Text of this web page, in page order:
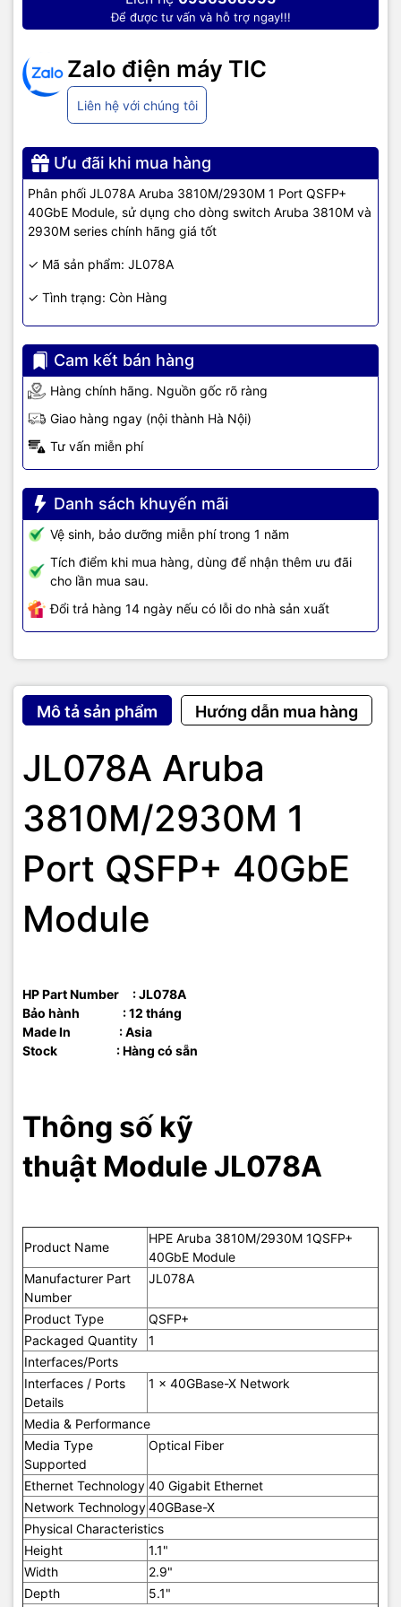
Để được tư vấn và hỗ trợ ngay!!!
Zalo điện máy TIC
Liên hệ với chúng tôi
Ưu đãi khi mua hàng
Phân phối JL078A Aruba 3810M/2930M 1 Port QSFP+
40GbE Module, sử dụng cho dòng switch Aruba 3810M và
2930M series chính hãng giá tốt
✓ Mã sản phẩm: JL078A
✓ Tình trạng: Còn Hàng
Cam kết bán hàng
Hàng chính hãng. Nguồn gốc rõ ràng
Giao hàng ngay (nội thành Hà Nội)
Tư vấn miễn phí
Danh sách khuyến mãi
Vệ sinh, bảo dưỡng miễn phí trong 1 năm
Tích điểm khi mua hàng, dùng để nhận thêm ưu đãi
cho lần mua sau.
Đổi trả hàng 14 ngày nếu có lỗi do nhà sản xuất
Mô tả sản phẩm Hướng dẫn mua hàng
JL078A Aruba
3810M/2930M 1
Port QSFP+ 40GbE
Module
HP Part Number : JL078A
Bảo hành : 12 tháng
Made In : Asia
Stock : Hàng có sẵn
Thông số kỹ
thuật Module JL078A
Product Name
HPE Aruba 3810M/2930M 1QSFP+
40GbE Module
Manufacturer Part
Number
JL078A
Product Type
QSFP+
Packaged Quantity
1
Interfaces/Ports
Interfaces / Ports
Details
1 x 40GBase-X Network
Media & Performance
Media Type
Supported
Optical Fiber
Ethernet Technology 40 Gigabit Ethernet
Network Technology40GBase-X
Physical Characteristics
Height
1.1"
Width
2.9"
Depth
5.1"
Certification
– Nhà phân phối và cung cấp giải pháp công nghệ uy tín
tại Việt Nam. Chúng tôi chuyên cung cấp đa dạng sản phẩm:
giám sát , Tổng đài,Màn hình tương tác
máynhư tivi, tủ lạnh, máy giặt, máy hút ẩm... cùng nhiều thiết bị
công nghệ khác.TIC.VNcam kết mang đến sản phẩm chính
hãng, giá tốt, dịch vụ chuyên nghiệp, đáp ứng tối đa nhu cầu của
doanh nghiệp cũng như gia đình và cá nhân.